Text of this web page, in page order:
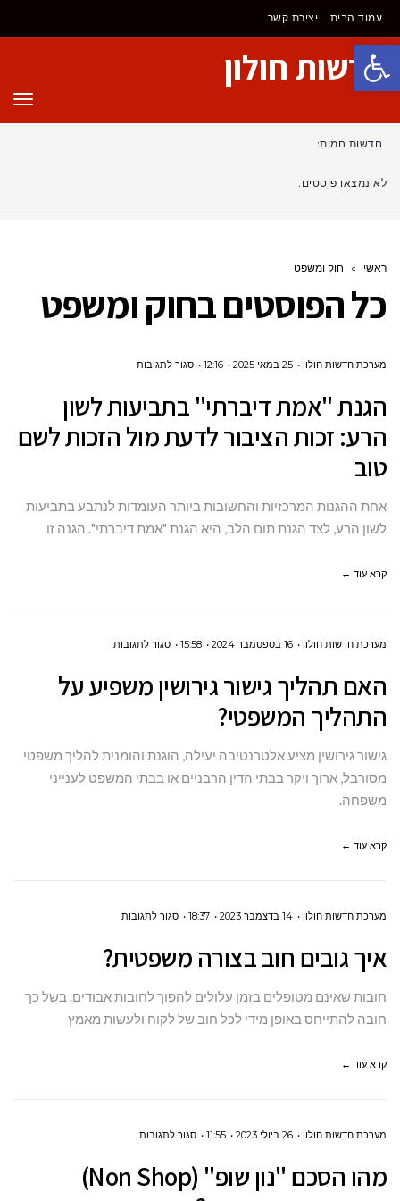
פתח סרגל נגישות
עמוד הבית יצירת קשר
חדשות חולון
חדשות חמות:
לא נמצאו פוסטים.
ראשי » חוק ומשפט
כל הפוסטים בחוק ומשפט
מערכת חדשות חולון 25 במאי 2025 12:16 סגור לתגובותעל
"אמת
דיברתי"
הרע:
הזכות
טוב
הגנת "אמת דיברתי" בתביעות לשון
הרע: זכות הציבור לדעת מול הזכות לשם
טוב
אחת ההגנות המרכזיות והחשובות ביותר העומדות לנתבע בתביעות
לשון הרע, לצד הגנת תום הלב, היא הגנת "אמת דיברתי". הגנה זו
קרא עוד ←
מערכת חדשות חולון 16 בספטמבר 2024 15:58 סגור לתגובותעל
תהליך
האם תהליך גישור גירושין משפיע על
התהליך המשפטי?
גישור גירושין מציע אלטרנטיבה יעילה, הוגנת והומנית להליך משפטי
מסורבל, ארוך ויקר בבתי הדין הרבניים או בבתי המשפט לענייני
משפחה.
קרא עוד ←
מערכת חדשות חולון 14 בדצמבר 2023 18:37 סגור לתגובותעל
גובים
בצורה
איך גובים חוב בצורה משפטית?
חובות שאינם מטופלים בזמן עלולים להפוך לחובות אבודים. בשל כך
חובה להתייחס באופן מידי לכל חוב של לקוח ולעשות מאמץ
קרא עוד ←
מערכת חדשות חולון 26 ביולי 2023 11:55 סגור לתגובותעל
"נון
מהו הסכם "נון שופ" (Non Shop)